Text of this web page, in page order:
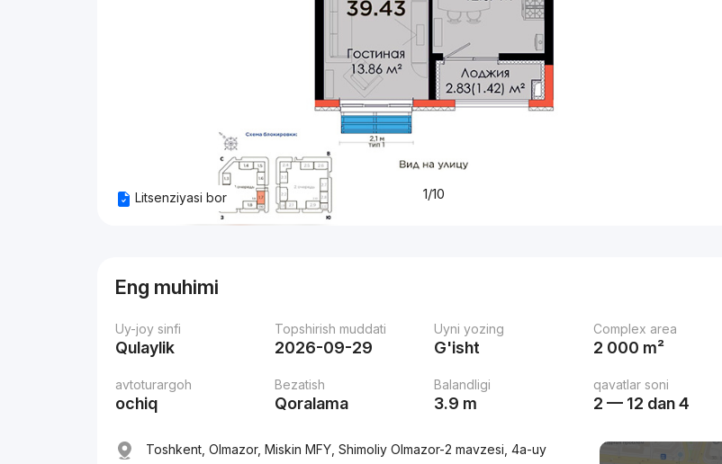
1/10
Litsenziyasi bor
Eng muhimi
Uy-joy sinfi
Qulaylik
Topshirish muddati
2026-09-29
Uyni yozing
G'isht
Complex area
2 000 m²
avtoturargoh
ochiq
Bezatish
Qoralama
Balandligi
3.9 m
qavatlar soni
2 — 12 dan 4
Toshkent, Olmazor, Miskin MFY, Shimoliy Olmazor-2 mavzesi, 4a-uy